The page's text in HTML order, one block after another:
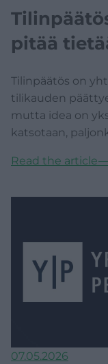
pitää
Tilinpäätös on
tilikauden
mutta idea on
katsotaan,
Read the article
07.05.2026